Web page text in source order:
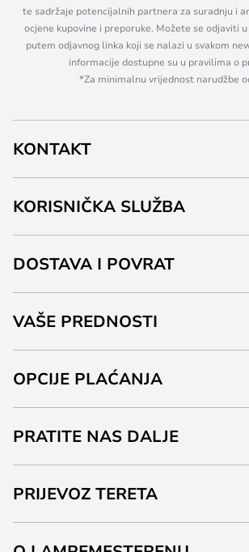
te sadržaje potencijalnih partnera za suradnju i
ocjene kupovine i preporuke. Možete se odjaviti
putem odjavnog linka koji se nalazi u svakom
informacije dostupne su u pravilima o
*Za minimalnu vrijednost narudžbe
KONTAKT
KORISNIČKA SLUŽBA
DOSTAVA I POVRAT
VAŠE PREDNOSTI
OPCIJE PLAĆANJA
PRATITE NAS DALJE
PRIJEVOZ TERETA